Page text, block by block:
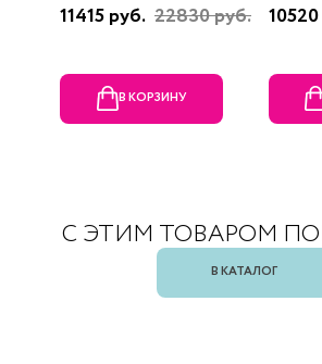
11415 руб. 22830 руб.
В КОРЗИНУ
С ЭТИМ ТОВАРОМ
В КАТАЛОГ